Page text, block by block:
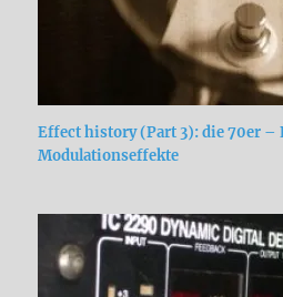
Effect history (Part 3): die 70er –
Modulationseffekte